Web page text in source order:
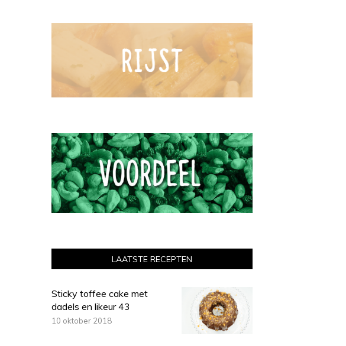
LAATSTE RECEPTEN
Sticky toffee cake met
dadels en likeur 43
10 oktober 2018